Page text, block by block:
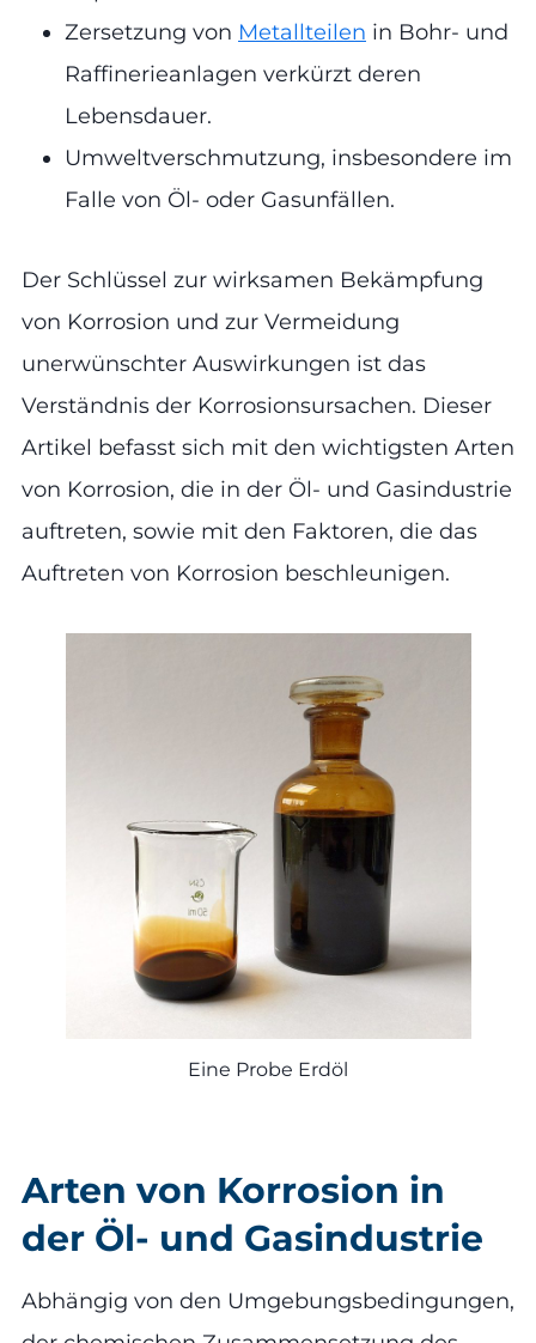
Zersetzung von Metallteilen in Bohr- und
Raffinerieanlagen verkürzt deren
Lebensdauer.
Umweltverschmutzung, insbesondere im
Falle von Öl- oder Gasunfällen.
Der Schlüssel zur wirksamen Bekämpfung
von Korrosion und zur Vermeidung
unerwünschter Auswirkungen ist das
Verständnis der Korrosionsursachen. Dieser
Artikel befasst sich mit den wichtigsten Arten
von Korrosion, die in der Öl- und Gasindustrie
auftreten, sowie mit den Faktoren, die das
Auftreten von Korrosion beschleunigen.
Eine Probe Erdöl
Arten von Korrosion in
der Öl- und Gasindustrie
Abhängig von den Umgebungsbedingungen,